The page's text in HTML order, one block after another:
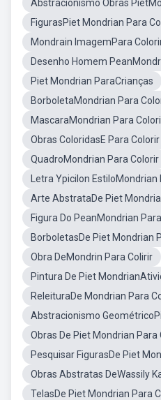
Abstracionismo Obras
FigurasPiet Mondrian Para
Mondrain ImagemPara
Desenho Homem
Piet Mondrian ParaCrianças
BorboletaMondrian Para
MascaraMondrian Para
Obras ColoridasE Para
QuadroMondrian Para Colorir
Letra Ypicilon EstiloMondrian
Arte AbstrataDe Piet
Figura Do PeanMondrian
BorboletasDe Piet Mondrian
Obra DeMondrin Para Colirir
Pintura De Piet
ReleituraDe Mondrian Para
Abstracionismo
Obras De Piet Mondrian Para
Pesquisar FigurasDe Piet
Obras Abstratas DeWassily
TelasDe Piet Mondrian Para